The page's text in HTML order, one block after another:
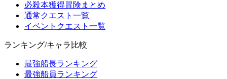
必殺本獲得冒険まとめ
通常クエスト一覧
イベントクエスト一覧
ランキング/キャラ比較
最強船長ランキング
最強船員ランキング